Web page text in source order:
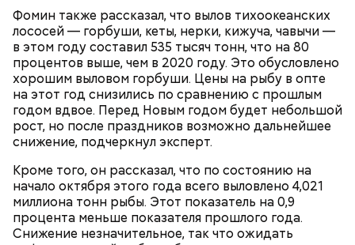
Фомин также рассказал, что вылов тихоокеанских
лососей — горбуши, кеты, нерки, кижуча, чавычи —
в этом году составил 535 тысяч тонн, что на 80
процентов выше, чем в 2020 году. Это обусловлено
хорошим выловом горбуши. Цены на рыбу в опте
на этот год снизились по сравнению с прошлым
годом вдвое. Перед Новым годом будет небольшой
рост, но после праздников возможно дальнейшее
снижение, подчеркнул эксперт.
Кроме того, он рассказал, что по состоянию на
начало октября этого года всего выловлено 4,021
миллиона тонн рыбы. Этот показатель на 0,9
процента меньше показателя прошлого года.
Снижение незначительное, так что ожидать
нужно застыть на месте и не двигаться;
нельзя ни в коем случае махать руками;
не стоит пытаться «поймать» молнию или
потрогать, особенно металлическими
После получения предельно допустимой дозы
радиации Макеева вывели из 30-километровой
зоны отчуждения, где он до 3 мая проверял на
уровень радиационной зараженности
автотранспорт.
Молитва Николаю чудотворцу